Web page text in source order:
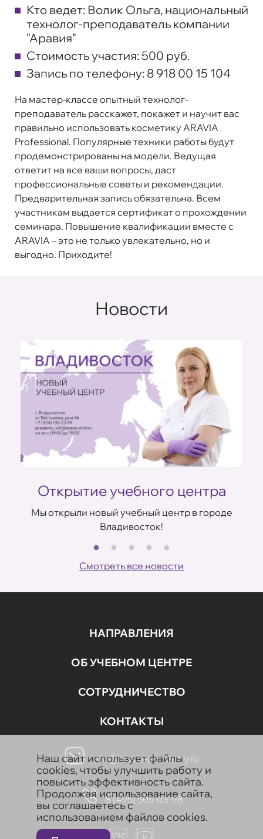
Кто ведет: Волик Ольга, национальный
технолог-преподаватель компании
"Аравия"
Стоимость участия: 500 руб.
Запись по телефону: 8 918 00 15 104
На мастер-классе опытный технолог-
преподаватель расскажет, покажет и научит вас
правильно использовать косметику ARAVIA
Professional. Популярные техники работы будут
продемонстрированы на модели. Ведущая
ответит на все ваши вопросы, даст
профессиональные советы и рекомендации.
Предварительная запись обязательна. Всем
участникам выдается сертификат о прохождении
семинара. Повышение квалификации вместе с
ARAVIA – это не только увлекательно, но и
выгодно. Приходите!
Новости
Открытие учебного центра
Мы открыли новый учебный центр в городе
Владивосток!
Смотреть все новости
НАПРАВЛЕНИЯ
ОБ УЧЕБНОМ ЦЕНТРЕ
СОТРУДНИЧЕСТВО
КОНТАКТЫ
info@aravia-academy.ru
8 (495) 505-63-98
Наш сайт использует файлы
cookies, чтобы улучшить работу и
повысить эффективность сайта.
Продолжая использование сайта,
вы соглашаетесь с
использованием файлов cookies.